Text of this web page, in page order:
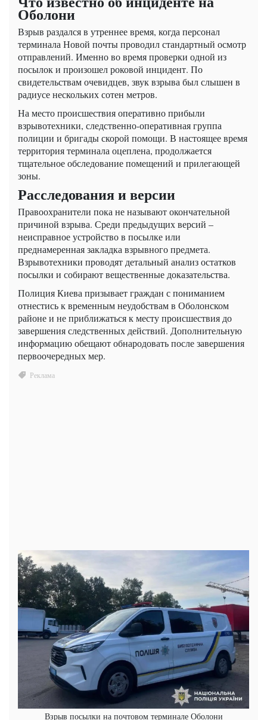
Оболони
Взрыв раздался в утреннее время, когда персонал
терминала Новой почты проводил стандартный осмотр
отправлений. Именно во время проверки одной из
посылок и произошел роковой инцидент. По
свидетельствам очевидцев, звук взрыва был слышен в
радиусе нескольких сотен метров.
На место происшествия оперативно прибыли
взрывотехники, следственно-оперативная группа
полиции и бригады скорой помощи. В настоящее время
территория терминала оцеплена, продолжается
тщательное обследование помещений и прилегающей
зоны.
Расследования и версии
Правоохранители пока не называют окончательной
причиной взрыва. Среди предыдущих версий –
неисправное устройство в посылке или
преднамеренная закладка взрывного предмета.
Взрывотехники проводят детальный анализ остатков
посылки и собирают вещественные доказательства.
Полиция Киева призывает граждан с пониманием
отнестись к временным неудобствам в Оболонском
районе и не приближаться к месту происшествия до
завершения следственных действий. Дополнительную
информацию обещают обнародовать после завершения
первоочередных мер.
Взрыв посылки на почтовом терминале Оболони